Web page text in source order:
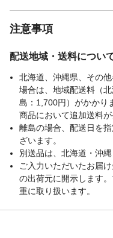
注意事項
配送地域・送料につい
北海道、沖縄県、その
場合は、地域配送料（
島：1,700円）がかかり
商品において追加送料
離島の場合、配送日を
ざいます。
別送品は、北海道・沖
ご入力いただいたお届
の出荷元に開示します
重に取り扱います。